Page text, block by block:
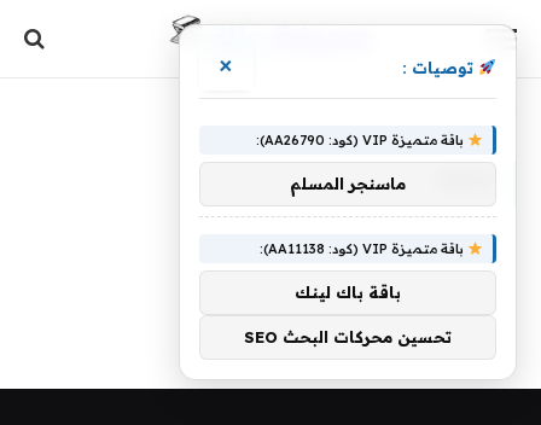
توصيات : ×
باقة متميزة VIP (كود: AA26790):
ماسنجر المسلم
باقة متميزة VIP (كود: AA11138):
باقة باك لينك
تحسين محركات البحث SEO